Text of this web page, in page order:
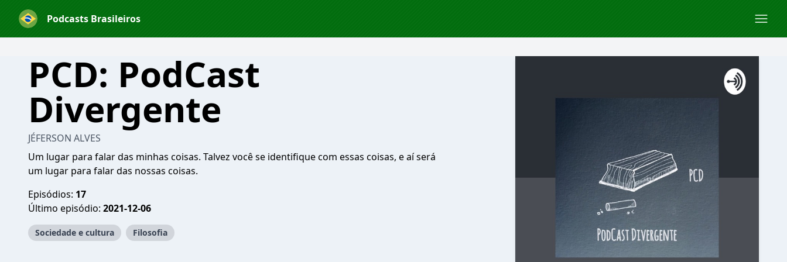
Podcasts Brasileiros
PCD: PodCast
Divergente
JÉFERSON ALVES
Um lugar para falar das minhas coisas. Talvez você se identifique com essas coisas, e aí será
um lugar para falar das nossas coisas.
Episódios: 17
Último episódio: 2021-12-06
Sociedade e cultura Filosofia